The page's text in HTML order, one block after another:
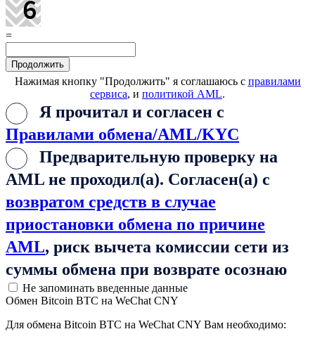
=
Нажимая кнопку "Продолжить" я соглашаюсь с правилами
сервиса, и политикой AML.
Я прочитал и согласен с
Правилами обмена/AML/KYC
Предварительную проверку на
AML не проходил(а). Согласен(а) с
возвратом средств в случае
приостановки обмена по причине
AML, риск вычета комиссии сети из
суммы обмена при возврате осознаю
Не запоминать введенные данные
Обмен Bitcoin BTC на WeChat CNY
Для обмена Bitcoin BTC на WeChat CNY Вам необходимо: